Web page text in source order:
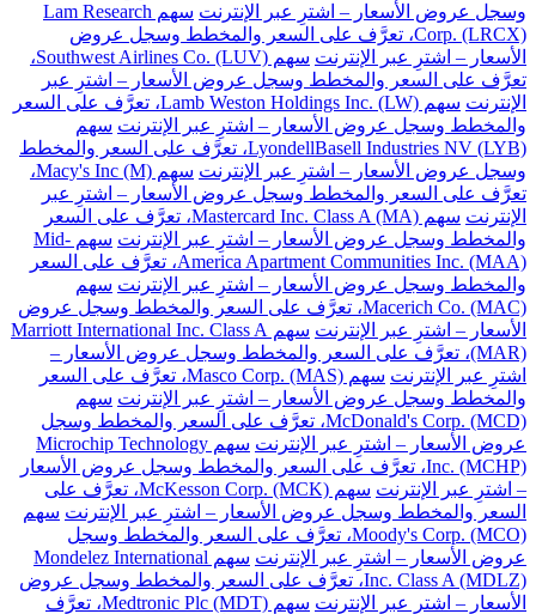
وسجل عروض الأسعار – اشترِ عبر الإنترنت
سهم Lam Research
Corp. (LRCX)، تعرَّف على السعر والمخطط وسجل عروض
الأسعار – اشترِ عبر الإنترنت
سهم Southwest Airlines Co. (LUV)،
تعرَّف على السعر والمخطط وسجل عروض الأسعار – اشترِ عبر
الإنترنت
سهم Lamb Weston Holdings Inc. (LW)، تعرَّف على السعر
والمخطط وسجل عروض الأسعار – اشترِ عبر الإنترنت سهم
LyondellBasell Industries NV (LYB)، تعرَّف على السعر والمخطط
وسجل عروض الأسعار – اشترِ عبر الإنترنت
سهم Macy's Inc (M)،
تعرَّف على السعر والمخطط وسجل عروض الأسعار – اشترِ عبر
الإنترنت
سهم Mastercard Inc. Class A (MA)، تعرَّف على السعر
والمخطط وسجل عروض الأسعار – اشترِ عبر الإنترنت
سهم Mid-
America Apartment Communities Inc. (MAA)، تعرَّف على السعر
والمخطط وسجل عروض الأسعار – اشترِ عبر الإنترنت سهم
Macerich Co. (MAC)، تعرَّف على السعر والمخطط وسجل عروض
الأسعار – اشترِ عبر الإنترنت
سهم Marriott International Inc. Class A
(MAR)، تعرَّف على السعر والمخطط وسجل عروض الأسعار –
اشترِ عبر الإنترنت
سهم Masco Corp. (MAS)، تعرَّف على السعر
والمخطط وسجل عروض الأسعار – اشترِ عبر الإنترنت سهم
McDonald's Corp. (MCD)، تعرَّف على السعر والمخطط وسجل
عروض الأسعار – اشترِ عبر الإنترنت
سهم Microchip Technology
Inc. (MCHP)، تعرَّف على السعر والمخطط وسجل عروض الأسعار
– اشترِ عبر الإنترنت
سهم McKesson Corp. (MCK)، تعرَّف على
السعر والمخطط وسجل عروض الأسعار – اشترِ عبر الإنترنت سهم
Moody's Corp. (MCO)، تعرَّف على السعر والمخطط وسجل
عروض الأسعار – اشترِ عبر الإنترنت
سهم Mondelez International
Inc. Class A (MDLZ)، تعرَّف على السعر والمخطط وسجل عروض
الأسعار – اشترِ عبر الإنترنت
سهم Medtronic Plc (MDT)، تعرَّف